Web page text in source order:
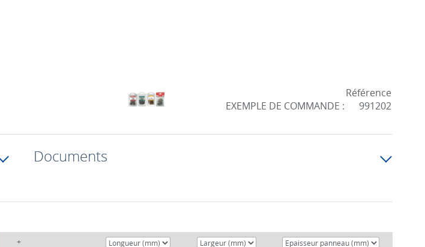
EXEMPLE DE COMMANDE :
Référence
991202
Documents
+